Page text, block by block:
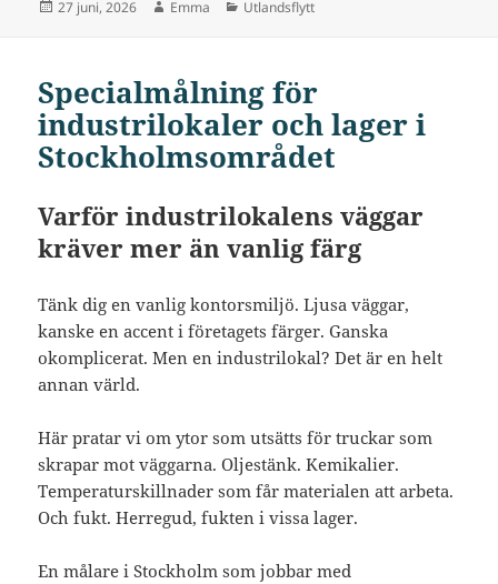
Postat
27 juni, 2026 Författare
Emma Kategorier
Utlandsflytt
Specialmålning för
industrilokaler och lager i
Stockholmsområdet
Varför industrilokalens väggar
kräver mer än vanlig färg
Tänk dig en vanlig kontorsmiljö. Ljusa väggar,
kanske en accent i företagets färger. Ganska
okomplicerat. Men en industrilokal? Det är en helt
annan värld.
Här pratar vi om ytor som utsätts för truckar som
skrapar mot väggarna. Oljestänk. Kemikalier.
Temperaturskillnader som får materialen att arbeta.
Och fukt. Herregud, fukten i vissa lager.
En målare i Stockholm som jobbar med